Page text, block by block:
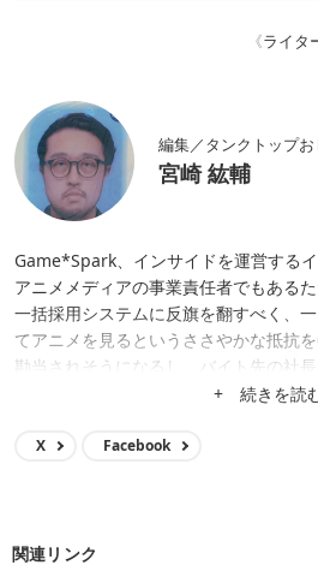
《ライタ
編集／タンクトップお
宮崎 紘輔
Game*Spark、インサイドを運営する
アニメメディアの事業責任者でもある
一括採用システムに反旗を翻すべく、
てアニメを見るというささやかな抵抗
勘当されそうになるし、バイト先の社
ド編集部に無気力バイトとして転がり
Game*Sparkの編集長的ポジションに
と実現）、日本武道館でライブするこ
+ 続きを読
X Facebook
関連リンク